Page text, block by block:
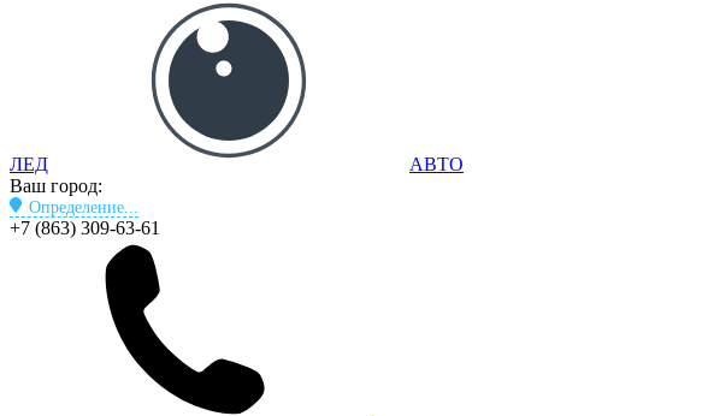
ЛЕД
АВТО
Ваш город:
Определение...
+7 (863) 309-63-61